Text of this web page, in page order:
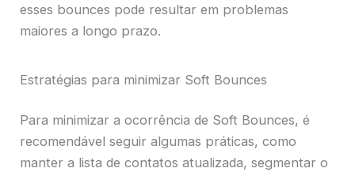
esses bounces pode resultar em problemas
maiores a longo prazo.
Estratégias para minimizar Soft Bounces
Para minimizar a ocorrência de Soft Bounces, é
recomendável seguir algumas práticas, como
manter a lista de contatos atualizada, segmentar o